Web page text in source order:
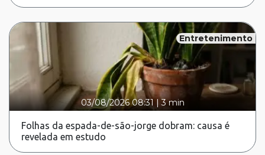
Entretenimento
03/08/2026 08:31 |3 min
Folhas da espada-de-são-jorge dobram: causa é
revelada em estudo